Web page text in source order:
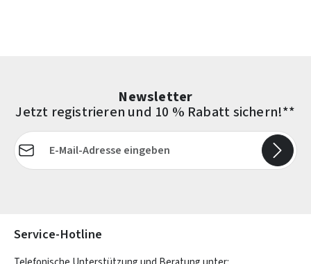
Newsletter
Jetzt registrieren und 10 % Rabatt sichern!**
E-Mail-Adresse*
Service-Hotline